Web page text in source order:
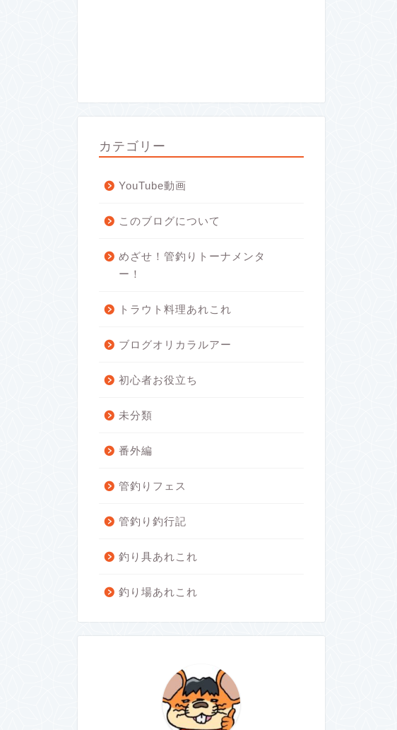
カテゴリー
YouTube動画
このブログについて
めざせ！管釣りトーナメンタ
ー！
トラウト料理あれこれ
ブログオリカラルアー
初心者お役立ち
未分類
番外編
管釣りフェス
管釣り釣行記
釣り具あれこれ
釣り場あれこれ